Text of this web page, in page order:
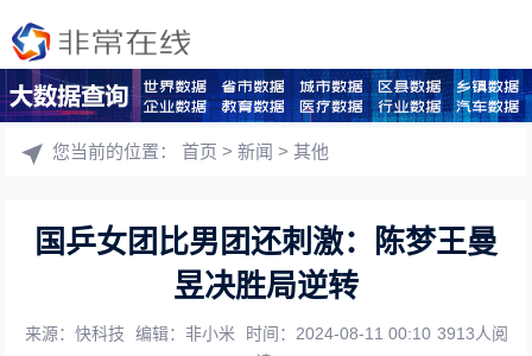
您当前的位置：首页 >新闻 >其他
国乒女团比男团还刺激：陈梦王曼
昱决胜局逆转
来源：快科技 编辑：非小米 时间：2024-08-11 00:10 3913人阅